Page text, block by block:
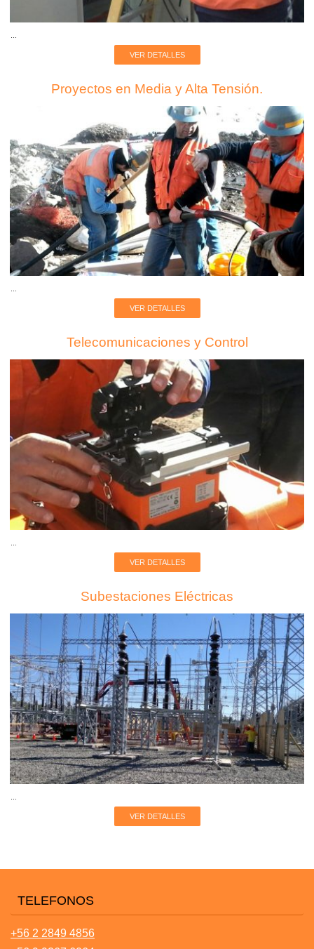
VER DETALLES
Proyectos en Media y Alta Tensión.
VER DETALLES
Telecomunicaciones y Control
VER DETALLES
Subestaciones Eléctricas
VER DETALLES
TELEFONOS
+56 2 2849 4856